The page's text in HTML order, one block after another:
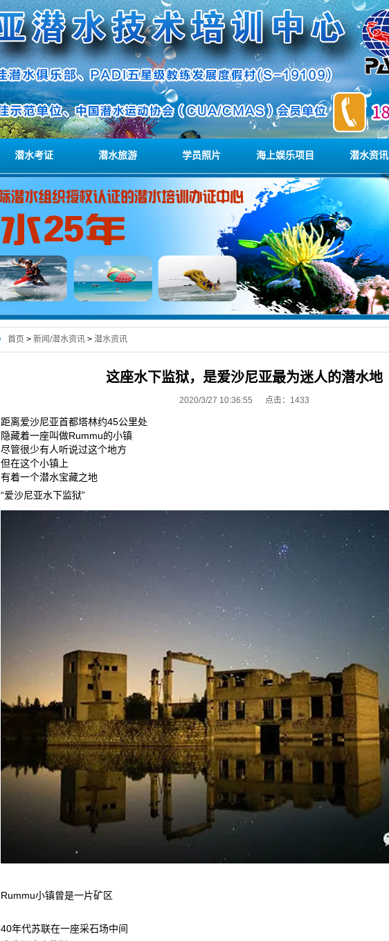
潜水考证 潜水旅游 学员照片 海上娱乐项目 潜水资讯
首页 > 新闻/潜水资讯 > 潜水资讯
这座水下监狱，是爱沙尼亚最为迷人的潜水地
2020/3/27 10:36:55 点击： 1433
距离爱沙尼亚首都塔林约45公里处
隐藏着一座叫做Rummu的小镇
尽管很少有人听说过这个地方
但在这个小镇上
有着一个潜水宝藏之地
“爱沙尼亚水下监狱”
Rummu小镇曾是一片矿区
40年代苏联在一座采石场中间